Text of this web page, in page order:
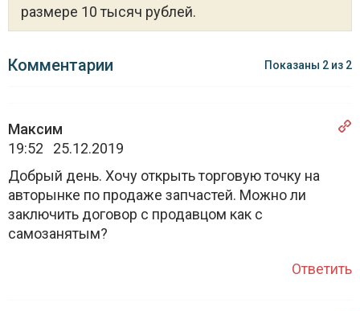
размере 10 тысяч рублей.
Комментарии Показаны 2 из 2
Максим
19:52 25.12.2019
Добрый день. Хочу открыть торговую точку на
авторынке по продаже запчастей. Можно ли
заключить договор с продавцом как с
самозанятым?
Ответить